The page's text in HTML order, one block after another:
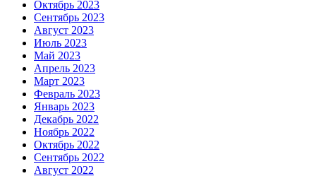
Октябрь 2023
Сентябрь 2023
Август 2023
Июль 2023
Май 2023
Апрель 2023
Март 2023
Февраль 2023
Январь 2023
Декабрь 2022
Ноябрь 2022
Октябрь 2022
Сентябрь 2022
Август 2022